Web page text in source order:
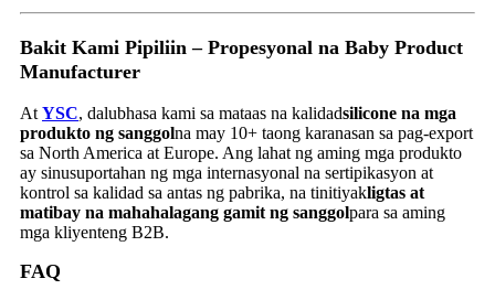
Bakit Kami Pipiliin – Propesyonal na Baby Product
Manufacturer
AtYSC, dalubhasa kami sa mataas na kalidadsilicone na mga
produkto ng sanggolna may 10+ taong karanasan sa pag-export
sa North America at Europe. Ang lahat ng aming mga produkto
ay sinusuportahan ng mga internasyonal na sertipikasyon at
kontrol sa kalidad sa antas ng pabrika, na tinitiyakligtas at
matibay na mahahalagang gamit ng sanggolpara sa aming
mga kliyenteng B2B.
FAQ